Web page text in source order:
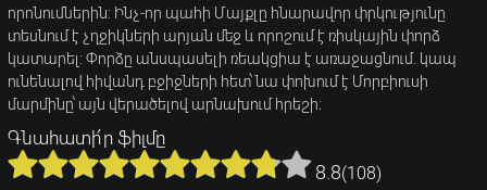
որոնումներին: Ինչ-որ պահի Մայքլը հնարավոր փրկությունը
տեսնում է չղջիկների արյան մեջ և որոշում է ռիսկային փորձ
կատարել: Փորձը անսպասելի ռեակցիա է առաջացնում. կապ
ունենալով հիվանդ բջիջների հետ՝ նա փոխում է Մորբիուսի
մարմինը՝ այն վերածելով արնախում հրեշի։
Գնահատի՛ր ֆիլմը
8.8(108)